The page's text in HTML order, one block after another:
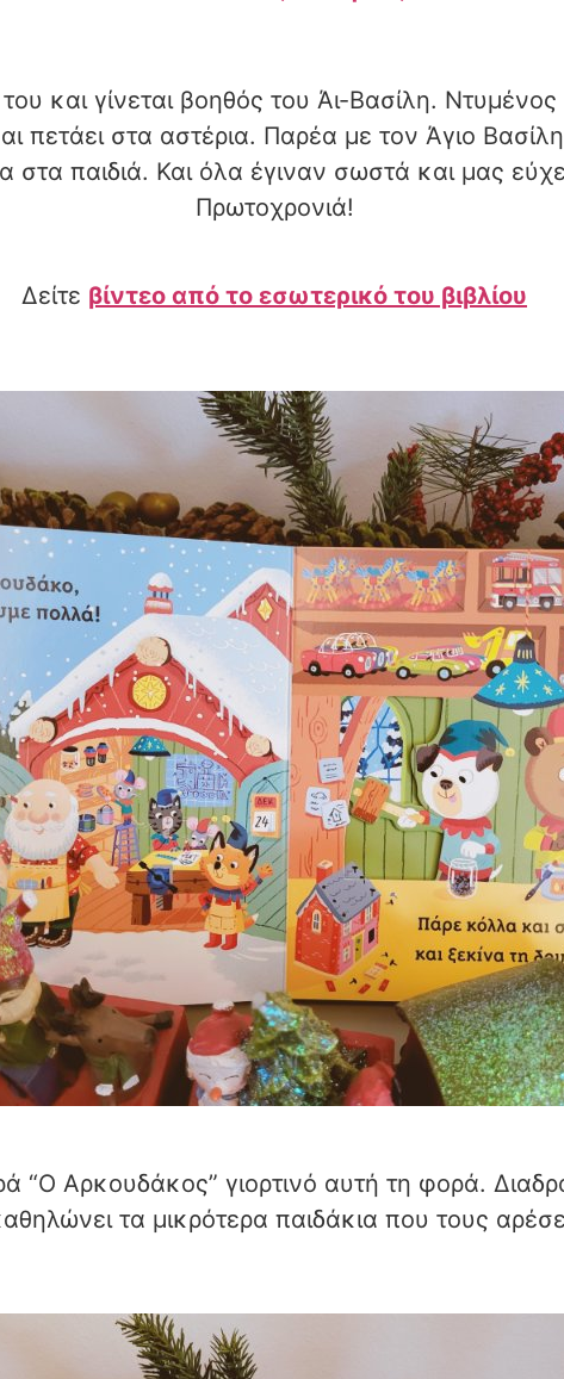
και γίνεται βοηθός του Άι-Βασίλη.
πετάει στα αστέρια. Παρέα με τον Άγιο
στα παιδιά. Και όλα έγιναν σωστά και μας
Πρωτοχρονιά!
Δείτε βίντεο από το εσωτερικό του βιβλίου
“Ο Αρκουδάκος” γιορτινό αυτή τη φορά.
τα μικρότερα παιδάκια που τους